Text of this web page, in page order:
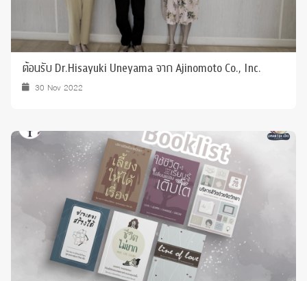
ต้อนรับ Dr.Hisayuki Uneyama จาก Ajinomoto Co., Inc.
30 Nov 2022